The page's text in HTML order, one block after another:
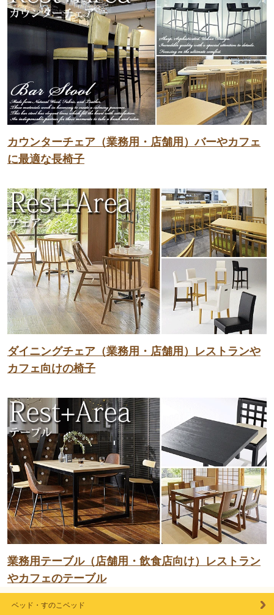
カウンターチェア（業務用・店舗用）バーやカフェ
に最適な長椅子
ダイニングチェア（業務用・店舗用）レストランや
カフェ向けの椅子
業務用テーブル（店舗用・飲食店向け）レストラン
やカフェのテーブル
ベッド・すのこベッド